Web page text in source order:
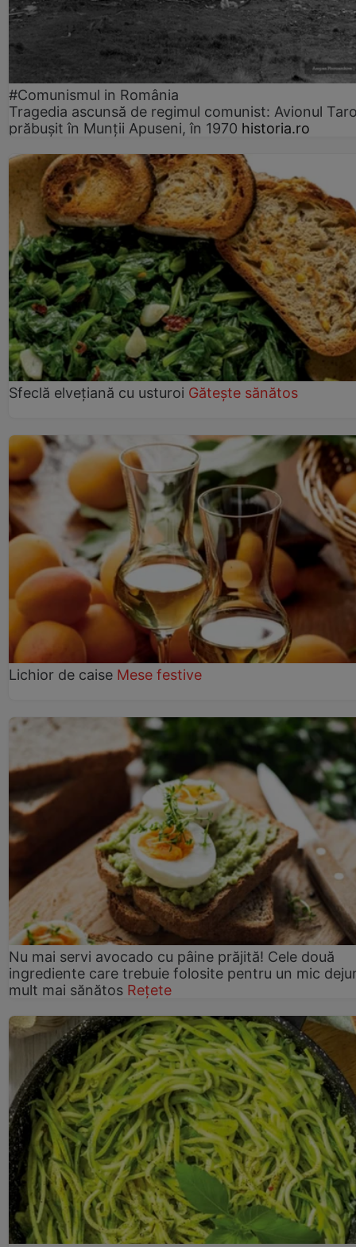
#Comunismul in România
Tragedia ascunsă de regimul comunist: Avionul
prăbușit în Munții Apuseni, în 1970 historia.ro
Sfeclă elvețiană cu usturoi Gătește sănătos
Lichior de caise Mese festive
Nu mai servi avocado cu pâine prăjită! Cele două
ingrediente care trebuie folosite pentru un mic
mult mai sănătos Rețete